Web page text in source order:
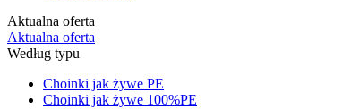
Aktualna oferta
Aktualna oferta
Według typu
Choinki jak żywe PE
Choinki jak żywe 100%PE